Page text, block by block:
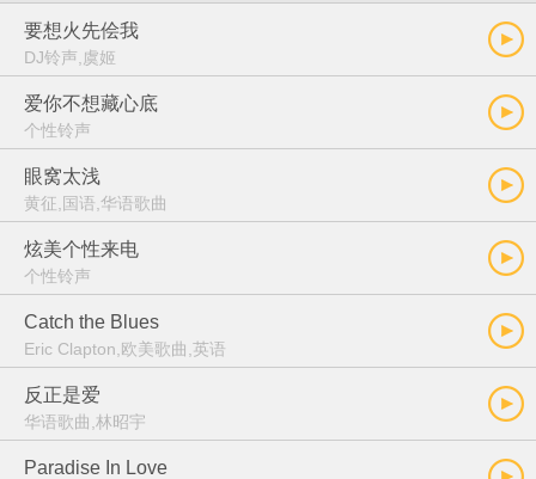
要想火先侩我
DJ铃声,虞姬
爱你不想藏心底
个性铃声
眼窝太浅
黄征,国语,华语歌曲
炫美个性来电
个性铃声
Catch the Blues
Eric Clapton,欧美歌曲,英语
反正是爱
华语歌曲,林昭宇
Paradise In Love